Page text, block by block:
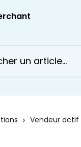
Vendeur actif